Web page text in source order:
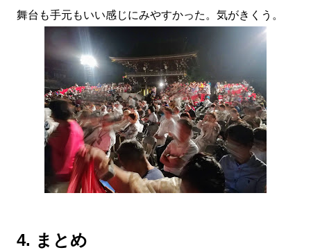
舞台も手元もいい感じにみやすかった。気がきくう。
4. まとめ